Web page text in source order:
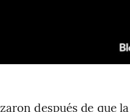
después de que